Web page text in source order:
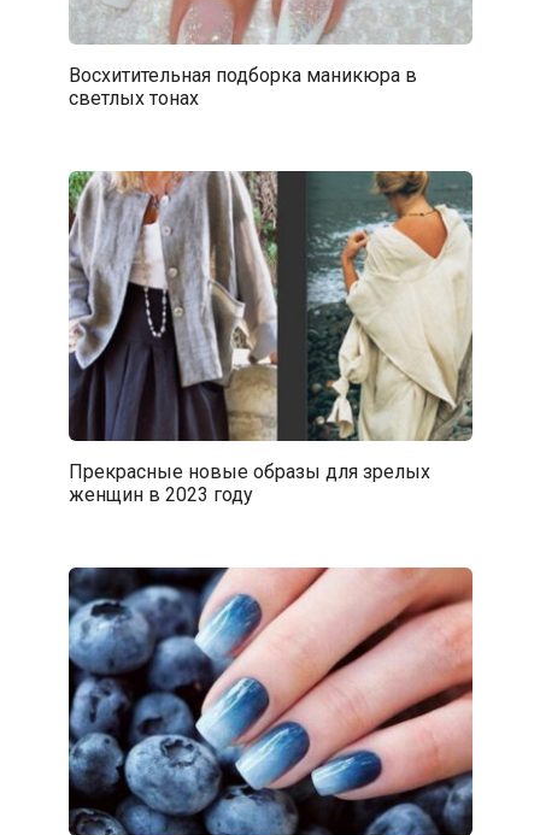
Восхитительная подборка маникюра в
светлых тонах
Прекрасные новые образы для зрелых
женщин в 2023 году